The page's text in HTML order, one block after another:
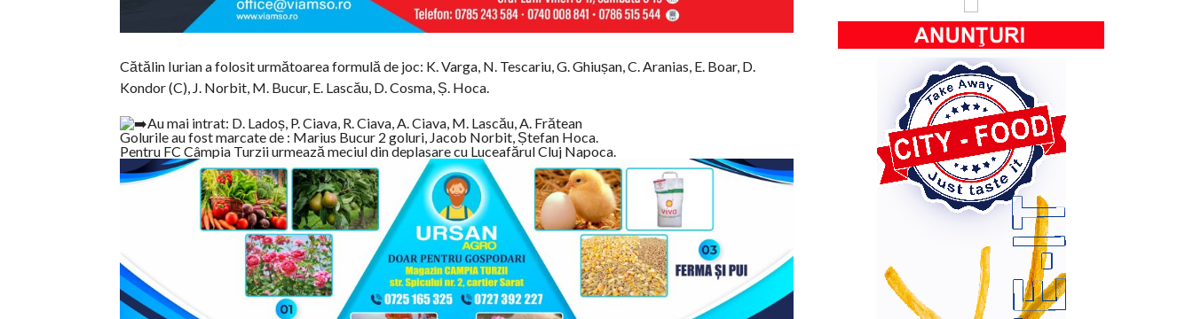
Cătălin Iurian a folosit următoarea formulă de joc: K. Varga, N. Tescariu, G. Ghiușan, C. Aranias, E. Boar, D.
Kondor (C), J. Norbit, M. Bucur, E. Lascău, D. Cosma, Ș. Hoca.
Au mai intrat: D. Ladoș, P. Ciava, R. Ciava, A. Ciava, M. Lascău, A. Frătean
Golurile au fost marcate de : Marius Bucur 2 goluri, Jacob Norbit, Ștefan Hoca.
Pentru FC Câmpia Turzii urmează meciul din deplasare cu Luceafărul Cluj Napoca.